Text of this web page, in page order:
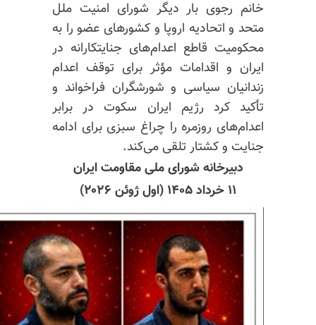
خانم رجوی بار دیگر شورای امنیت ملل
متحد و اتحادیه اروپا و کشورهای عضو را به
محکومیت قاطع اعدام‌های جنایتکارانه در
ایران و اقدامات مؤثر برای توقف اعدام
زندانیان سیاسی و شورشگران فراخواند و
تأکید کرد رژیم ایران سکوت در برابر
اعدام‌های روزمره را چراغ سبزی برای ادامه
جنایت و کشتار تلقی می‌کند.
دبیرخانه شورای ملی مقاومت ایران